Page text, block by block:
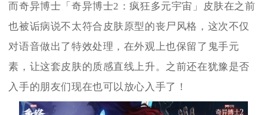
而奇异博士「奇异博士2：疯狂多元宇宙」皮肤在之前
也被诟病说不太符合皮肤原型的丧尸风格，这次不仅
对语音做出了特效处理，在外观上也保留了鬼手元
素，让这套皮肤的质感直线上升。之前还在犹豫是否
入手的朋友们现在也可以放心入手了！